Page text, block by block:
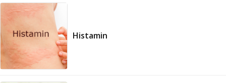
Histamin